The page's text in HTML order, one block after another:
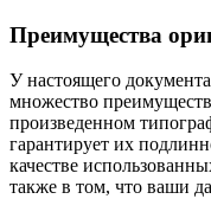
Преимущества
У настоящего
множество
произведенном
гарантирует их
качестве
также в том, что ваши